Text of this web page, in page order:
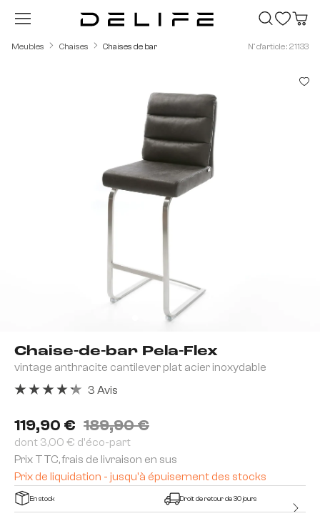
Passer au contenu principal
Meubles Chaises Chaises de bar N° d'article : 21133
Chaise-de-bar Pela-Flex
vintage anthracite cantilever plat acier inoxydable
119,90 € 189,90 €
dont 3,00 € d'éco-part
Prix TTC, frais de livraison en sus
Prix de liquidation - jusqu'à épuisement des stocks
3 Avis
En stock Droit de retour de 30 jours